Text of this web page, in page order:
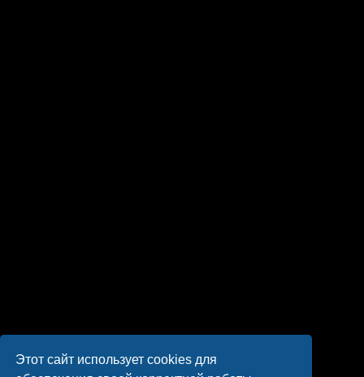
Этот сайт использует cookies для